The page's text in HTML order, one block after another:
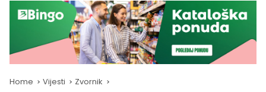
Home Vijesti Zvornik